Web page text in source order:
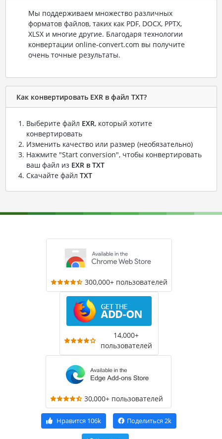
Мы поддерживаем множество различных
форматов файлов, таких как PDF, DOCX, PPTX,
XLSX и многие другие. Благодаря технологии
конвертации online-convert.com вы получите
очень точные результаты.
Как конвертировать EXR в файл TXT?
Выберите файл EXR, который хотите
конвертировать
Изменить качество или размер (необязательно)
Нажмите "Start conversion", чтобы конвертировать
ваш файл из EXR в TXT
Скачайте файл TXT
300,000+ пользователей
14,000+
пользователей
30,000+ пользователей
Нравится 106k Поделиться 2k